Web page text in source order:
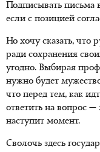
Подписывать письма
если с позицией
Но хочу сказать, что
ради сохранения
угодно. Выбирая
нужно будет
что перед тем, как
ответить на вопрос —
наступит момент.
Сволочь здесь